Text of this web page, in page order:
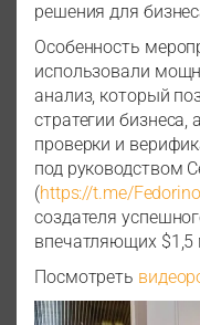
решения для
Особенность
использовали
анализ, который
стратегии
проверки и
под руководством
(https://t.me/
создателя
впечатляющих $1,5
Посмотреть